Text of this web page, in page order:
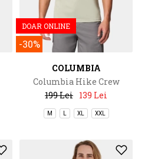
DOAR ONLINE
-30%
COLUMBIA
Columbia Hike Crew
199 Lei 139 Lei
M XL XXL